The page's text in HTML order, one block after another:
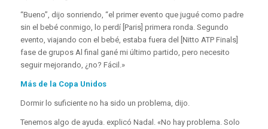
“Bueno”, dijo sonriendo, “el primer evento que jugué como padre
sin el bebé conmigo, lo perdí [Paris] primera ronda. Segundo
evento, viajando con el bebé, estaba fuera del [Nitto ATP Finals]
fase de grupos Al final gané mi último partido, pero necesito
seguir mejorando, ¿no? Fácil.»
Más de la Copa Unidos
Dormir lo suficiente no ha sido un problema, dijo.
Tenemos algo de ayuda. explicó Nadal. «No hay problema. Solo